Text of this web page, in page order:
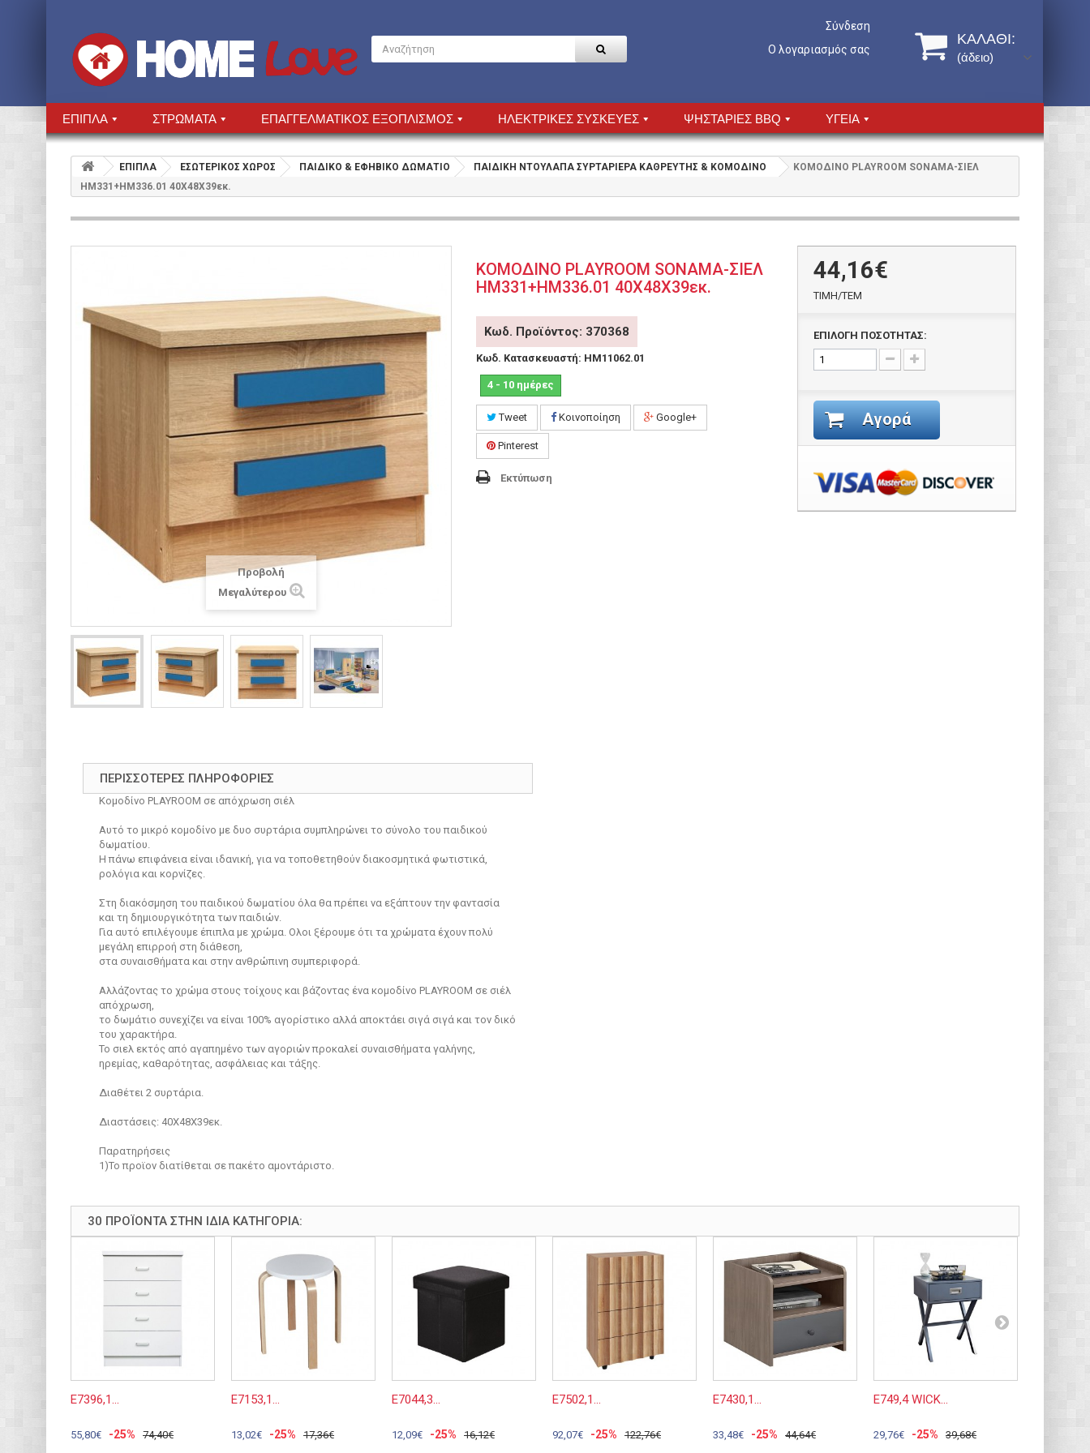
Σύνδεση
Ο λογαριασμός σας
ΚΑΛΆΘΙ:
(άδειο)
ΕΠΙΠΛΑ ΣΤΡΩΜΑΤΑ ΕΠΑΓΓΕΛΜΑΤΙΚΟΣ ΕΞΟΠΛΙΣΜΟΣ ΗΛΕΚΤΡΙΚΕΣ ΣΥΣΚΕΥΕΣ ΨΗΣΤΑΡΙΕΣ BBQ ΥΓΕΙΑ
ΕΠΙΠΛΑ ΕΣΩΤΕΡΙΚΟΣ ΧΩΡΟΣ ΠΑΙΔΙΚΟ & ΕΦΗΒΙΚΟ ΔΩΜΑΤΙΟ ΠΑΙΔΙΚΗ ΝΤΟΥΛΑΠΑ ΣΥΡΤΑΡΙΕΡΑ ΚΑΘΡΕΥΤΗΣ & ΚΟΜΟΔΙΝΟ
ΚΟΜΟΔΙΝΟ PLAYROOM SONAMA-ΣΙΕΛ
HM331+HM336.01 40Χ48Χ39εκ.
Προβολή
Μεγαλύτερου
ΚΟΜΟΔΙΝΟ PLAYROOM SONAMA-ΣΙΕΛ
HM331+HM336.01 40Χ48Χ39εκ.
Κωδ. Προϊόντος: 370368
Κωδ. Κατασκευαστή: HM11062.01
4 - 10 ημέρες
Tweet Κοινοποίηση Google+
Pinterest
Εκτύπωση
44,16€
ΤΙΜH/ΤΕΜ
ΕΠΙΛΟΓΗ ΠΟΣΟΤΗΤΑΣ:
Αγορά
ΠΕΡΙΣΣΌΤΕΡΕΣ ΠΛΗΡΟΦΟΡΊΕΣ
Κομοδίνο PLAYROOM σε απόχρωση σιέλ
Αυτό το μικρό κομοδίνο με δυο συρτάρια συμπληρώνει το σύνολο του παιδικού
δωματίου.
Η πάνω επιφάνεια είναι ιδανική, για να τοποθετηθούν διακοσμητικά φωτιστικά,
ρολόγια και κορνίζες.
Στη διακόσμηση του παιδικού δωματίου όλα θα πρέπει να εξάπτουν την φαντασία
και τη δημιουργικότητα των παιδιών.
Για αυτό επιλέγουμε έπιπλα με χρώμα. Ολοι ξέρουμε ότι τα χρώματα έχουν πολύ
μεγάλη επιρροή στη διάθεση,
στα συναισθήματα και στην ανθρώπινη συμπεριφορά.
Αλλάζοντας το χρώμα στους τοίχους και βάζοντας ένα κομοδίνο PLAYROOM σε σιέλ
απόχρωση,
το δωμάτιο συνεχίζει να είναι 100% αγορίστικο αλλά αποκτάει σιγά σιγά και τον δικό
του χαρακτήρα.
Το σιελ εκτός από αγαπημένο των αγοριών προκαλεί συναισθήματα γαλήνης,
ηρεμίας, καθαρότητας, ασφάλειας και τάξης.
Διαθέτει 2 συρτάρια.
Διαστάσεις: 40Χ48Χ39εκ.
Παρατηρήσεις
1)Το προϊον διατίθεται σε πακέτο αμοντάριστο.
30 ΠΡΟΪΌΝΤΑ ΣΤΗΝ ΊΔΙΑ ΚΑΤΗΓΟΡΊΑ:
Ε7396,1...
55,80€ -25% 74,40€
Ε7153,1...
13,02€ -25% 17,36€
Ε7044,3...
12,09€ -25% 16,12€
Ε7502,1...
92,07€ -25% 122,76€
Ε7430,1...
33,48€ -25% 44,64€
Ε749,4 WICK...
29,76€ -25% 39,68€